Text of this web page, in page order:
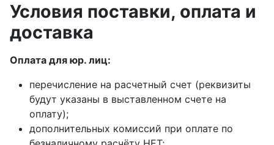
Условия поставки, оплата и
доставка
Оплата для юр. лиц:
перечисление на расчетный счет (реквизиты
будут указаны в выставленном счете на
оплату);
дополнительных комиссий при оплате по